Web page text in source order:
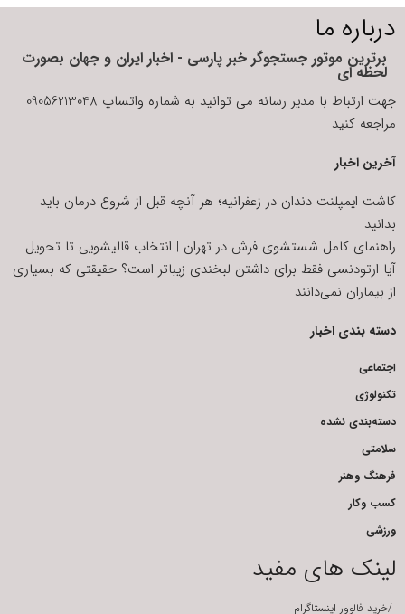
درباره ما
برترین موتور جستجوگر خبر پارسی - اخبار ایران و جهان بصورت
لحظه ای
جهت ارتباط با مدیر رسانه می توانید به شماره واتساپ 09056213048
مراجعه کنید
آخرین اخبار
کاشت ایمپلنت دندان در زعفرانیه؛ هر آنچه قبل از شروع درمان باید
بدانید
راهنمای کامل شستشوی فرش در تهران | انتخاب قالیشویی تا تحویل
آیا ارتودنسی فقط برای داشتن لبخندی زیباتر است؟ حقیقتی که بسیاری
از بیماران نمی‌دانند
دسته بندی اخبار
اجتماعی
تکنولوژی
دسته‌بندی نشده
سلامتی
فرهنگ وهنر
کسب وکار
ورزشی
لینک های مفید
/خرید فالوور اینستاگرام